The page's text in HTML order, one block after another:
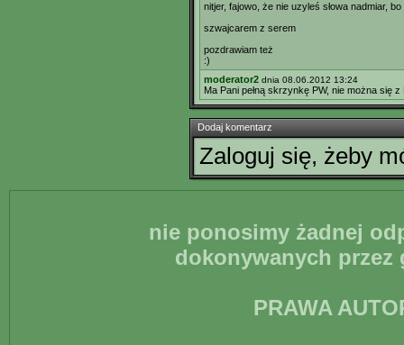
nitjer, fajowo, że nie uzyleś słowa nadmiar,
szwajcarem z serem
pozdrawiam też
:)
moderator2 dnia 08.06.2012 13:24
Ma Pani pełną skrzynkę PW, nie można się
Dodaj komentarz
Zaloguj się, żeby
nie ponosimy żadnej
dokonywanych
PRAWA